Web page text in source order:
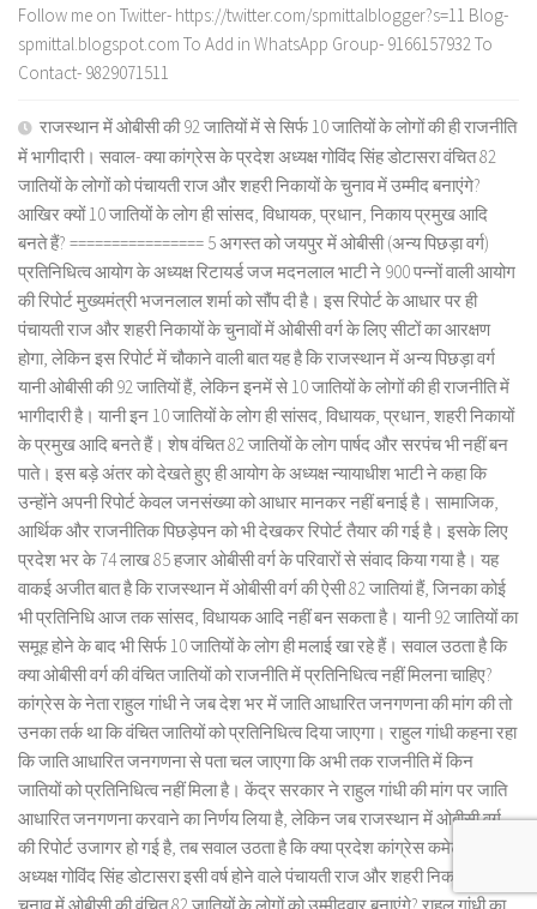
Follow me on Twitter- https://twitter.com/spmittalblogger?s=11 Blog-
spmittal.blogspot.com To Add in WhatsApp Group- 9166157932 To
Contact- 9829071511
राजस्थान में ओबीसी की 92 जातियों में से सिर्फ 10 जातियों के लोगों की ही राजनीति
में भागीदारी। सवाल- क्या कांग्रेस के प्रदेश अध्यक्ष गोविंद सिंह डोटासरा वंचित 82
जातियों के लोगों को पंचायती राज और शहरी निकायों के चुनाव में उम्मीद बनाएंगे?
आखिर क्यों 10 जातियों के लोग ही सांसद, विधायक, प्रधान, निकाय प्रमुख आदि
बनते हैं? ================ 5 अगस्त को जयपुर में ओबीसी (अन्य पिछड़ा वर्ग)
प्रतिनिधित्व आयोग के अध्यक्ष रिटायर्ड जज मदनलाल भाटी ने 900 पन्नों वाली आयोग
की रिपोर्ट मुख्यमंत्री भजनलाल शर्मा को सौंप दी है। इस रिपोर्ट के आधार पर ही
पंचायती राज और शहरी निकायों के चुनावों में ओबीसी वर्ग के लिए सीटों का आरक्षण
होगा, लेकिन इस रिपोर्ट में चौकाने वाली बात यह है कि राजस्थान में अन्य पिछड़ा वर्ग
यानी ओबीसी की 92 जातियों हैं, लेकिन इनमें से 10 जातियों के लोगों की ही राजनीति में
भागीदारी है। यानी इन 10 जातियों के लोग ही सांसद, विधायक, प्रधान, शहरी निकायों
के प्रमुख आदि बनते हैं। शेष वंचित 82 जातियों के लोग पार्षद और सरपंच भी नहीं बन
पाते। इस बड़े अंतर को देखते हुए ही आयोग के अध्यक्ष न्यायाधीश भाटी ने कहा कि
उन्होंने अपनी रिपोर्ट केवल जनसंख्या को आधार मानकर नहीं बनाई है। सामाजिक,
आर्थिक और राजनीतिक पिछड़ेपन को भी देखकर रिपोर्ट तैयार की गई है। इसके लिए
प्रदेश भर के 74 लाख 85 हजार ओबीसी वर्ग के परिवारों से संवाद किया गया है। यह
वाकई अजीत बात है कि राजस्थान में ओबीसी वर्ग की ऐसी 82 जातियां हैं, जिनका कोई
भी प्रतिनिधि आज तक सांसद, विधायक आदि नहीं बन सकता है। यानी 92 जातियों का
समूह होने के बाद भी सिर्फ 10 जातियों के लोग ही मलाई खा रहे हैं। सवाल उठता है कि
क्या ओबीसी वर्ग की वंचित जातियों को राजनीति में प्रतिनिधित्व नहीं मिलना चाहिए?
कांग्रेस के नेता राहुल गांधी ने जब देश भर में जाति आधारित जनगणना की मांग की तो
उनका तर्क था कि वंचित जातियों को प्रतिनिधित्व दिया जाएगा। राहुल गांधी कहना रहा
कि जाति आधारित जनगणना से पता चल जाएगा कि अभी तक राजनीति में किन
जातियों को प्रतिनिधित्व नहीं मिला है। केंद्र सरकार ने राहुल गांधी की मांग पर जाति
आधारित जनगणना करवाने का निर्णय लिया है, लेकिन जब राजस्थान में ओबीसी वर्ग
की रिपोर्ट उजागर हो गई है, तब सवाल उठता है कि क्या प्रदेश कांग्रेस कमेटी के
अध्यक्ष गोविंद सिंह डोटासरा इसी वर्ष होने वाले पंचायती राज और शहरी निकायों के